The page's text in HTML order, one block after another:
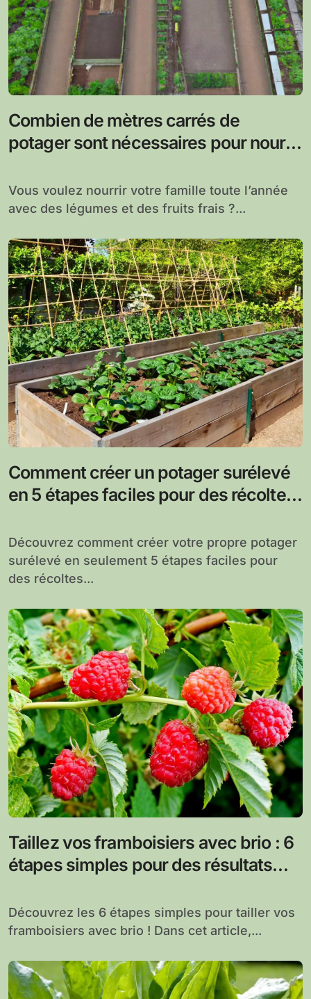
Combien de mètres carrés de
potager sont nécessaires pour nourrir
Vous voulez nourrir votre famille toute l’année
avec des légumes et des fruits frais ?...
Comment créer un potager surélevé
en 5 étapes faciles pour des récoltes
Découvrez comment créer votre propre potager
surélevé en seulement 5 étapes faciles pour
des récoltes...
Taillez vos framboisiers avec brio : 6
étapes simples pour des résultats
Découvrez les 6 étapes simples pour tailler vos
framboisiers avec brio ! Dans cet article,...